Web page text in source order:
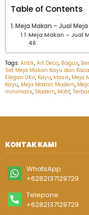
Table of Contents
Meja Makan – Jual
Meja Makan – Jual
46
Tags: Antik, Art Deco, Bagus,
Set Meja Makan Kayu dan
Elegan Ukir, Kayu, klasik, Meja
Kayu, Meja Makan Modern,
minimalis, Modern, Motif,
KONTAK KAMI
WhatsApp
+6282137129729
Telepone
+6282137129729